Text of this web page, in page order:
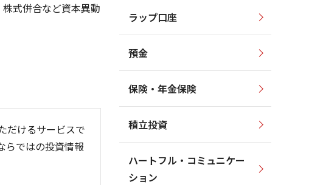
来高(千)
出来高(千)
式併合など資本異動
だけるサービスで
らではの投資情報
ラップ口座
預金
保険・年金保険
積立投資
ハートフル・コミュニケー
ション